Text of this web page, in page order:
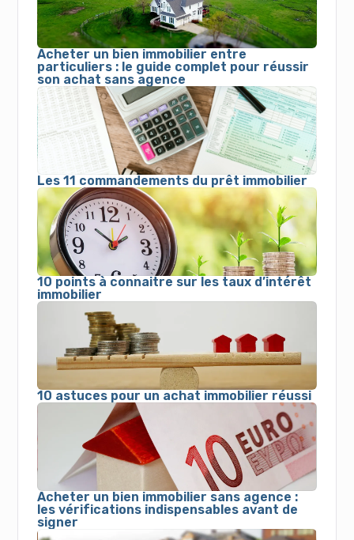
Acheter un bien immobilier entre
particuliers : le guide complet pour réussir
son achat sans agence
Les 11 commandements du prêt immobilier
10 points à connaitre sur les taux d’intérêt
immobilier
10 astuces pour un achat immobilier réussi
Acheter un bien immobilier sans agence :
les vérifications indispensables avant de
signer